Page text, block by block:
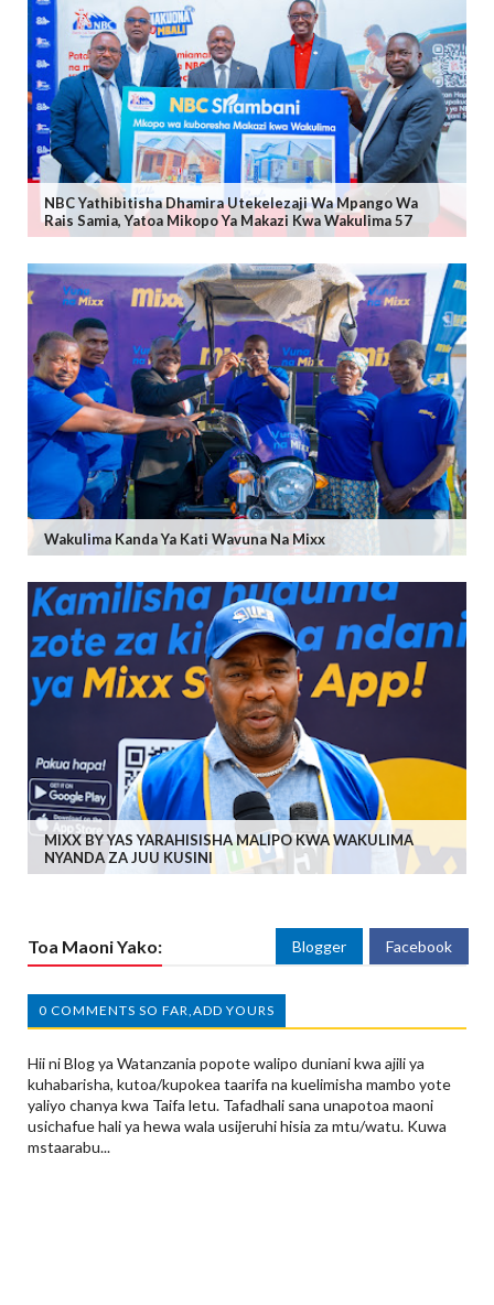
NBC Yathibitisha Dhamira Utekelezaji Wa Mpango Wa
Rais Samia, Yatoa Mikopo Ya Makazi Kwa Wakulima 57
Wakulima Kanda Ya Kati Wavuna Na Mixx
MIXX BY YAS YARAHISISHA MALIPO KWA WAKULIMA
NYANDA ZA JUU KUSINI
Toa Maoni Yako: Blogger Facebook
0 COMMENTS SO FAR,ADD YOURS
Hii ni Blog ya Watanzania popote walipo duniani kwa ajili ya
kuhabarisha, kutoa/kupokea taarifa na kuelimisha mambo yote
yaliyo chanya kwa Taifa letu. Tafadhali sana unapotoa maoni
usichafue hali ya hewa wala usijeruhi hisia za mtu/watu. Kuwa
mstaarabu...